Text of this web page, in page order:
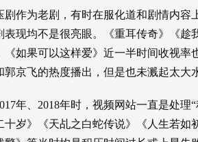
剧作为老剧，有时在服化道和剧情内容
表现均不是很亮眼。《重耳传奇》《趁
《如果可以这样爱》近一半时间收视率
郭京飞的热度播出，但是也未溅起太大
年、2018年时，视频网站一直是处
十岁》《天乩之白蛇传说》《人生若如